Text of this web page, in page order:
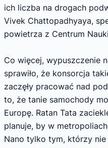
ich liczba na drogach
Vivek Chattopadhyaya,
powietrza z Centrum
Co więcej, wypuszczenie
sprawiło, że konsorcja
zaczęły pracować nad
to, że tanie samochody
Europę. Ratan Tata
planuje, by w
Nano tylko tym, którzy